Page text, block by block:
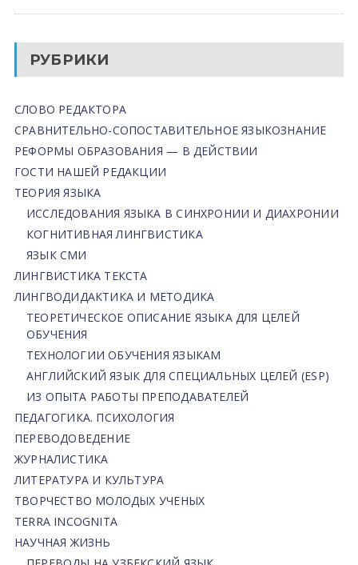
РУБРИКИ
СЛОВО РЕДАКТОРА
СРАВНИТЕЛЬНО-СОПОСТАВИТЕЛЬНОЕ ЯЗЫКОЗНАНИЕ
РЕФОРМЫ ОБРАЗОВАНИЯ — В ДЕЙСТВИИ
ГОСТИ НАШЕЙ РЕДАКЦИИ
ТЕОРИЯ ЯЗЫКА
ИССЛЕДОВАНИЯ ЯЗЫКА В СИНХРОНИИ И ДИАХРОНИИ
КОГНИТИВНАЯ ЛИНГВИСТИКА
ЯЗЫК СМИ
ЛИНГВИСТИКА ТЕКСТА
ЛИНГВОДИДАКТИКА И МЕТОДИКА
ТЕОРЕТИЧЕСКОЕ ОПИСАНИЕ ЯЗЫКА ДЛЯ ЦЕЛЕЙ
ОБУЧЕНИЯ
ТЕХНОЛОГИИ ОБУЧЕНИЯ ЯЗЫКАМ
АНГЛИЙСКИЙ ЯЗЫК ДЛЯ СПЕЦИАЛЬНЫХ ЦЕЛЕЙ (ESP)
ИЗ ОПЫТА РАБОТЫ ПРЕПОДАВАТЕЛЕЙ
ПЕДАГОГИКА. ПСИХОЛОГИЯ
ПЕРЕВОДОВЕДЕНИЕ
ЖУРНАЛИСТИКА
ЛИТЕРАТУРА И КУЛЬТУРА
ТВОРЧЕСТВО МОЛОДЫХ УЧЕНЫХ
TERRA INCOGNITA
НАУЧНАЯ ЖИЗНЬ